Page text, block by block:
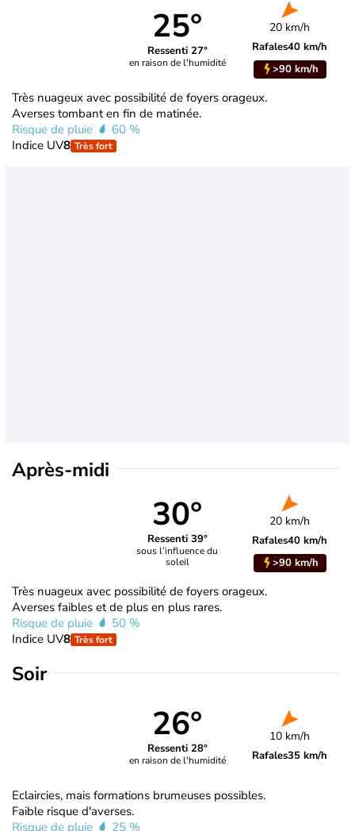
25°
Ressenti 27°
en raison de l'humidité
20 km/h
Rafales40 km/h
>90 km/h
Très nuageux avec possibilité de foyers orageux.
Averses tombant en fin de matinée.
Risque de pluie
60 %
Indice UV8 Très fort
Après-midi
30°
Ressenti 39°
sous l’influence du
soleil
20 km/h
Rafales40 km/h
>90 km/h
Très nuageux avec possibilité de foyers orageux.
Averses faibles et de plus en plus rares.
Risque de pluie
50 %
Indice UV8 Très fort
Soir
26°
Ressenti 28°
en raison de l'humidité
10 km/h
Rafales35 km/h
Eclaircies, mais formations brumeuses possibles.
Faible risque d'averses.
Risque de pluie
25 %